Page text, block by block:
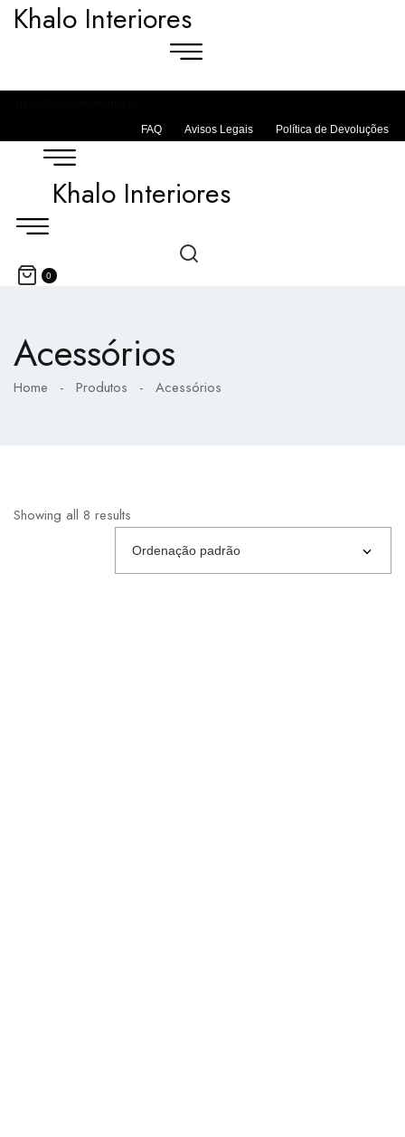
Khalo Interiores
FAQ
Avisos Legais Política de Devoluções
Khalo Interiores
0
Acessórios
Home - Produtos - Acessórios
Showing all 8 results